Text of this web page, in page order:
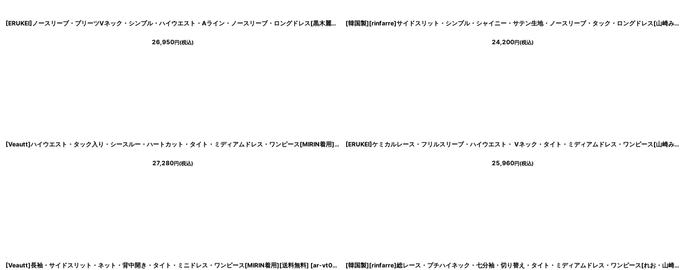
[ERUKEI]ノースリーブ・プリーツVネック・シンプル・ハイウエスト・Aライン・ノースリーブ・ロングドレス[黒木麗奈着用]《送料＆代引き手数料無料》 [lk-s35305]
26,950円(税込)
[韓国製][rinfarre]サイドスリット・シンプル・シャイニー・サテン生地・ノースリーブ・タック・ロングドレス[山崎みどり・MIRIN着用]《送料＆代引き手数料無料》 mycp
24,200円(税込)
[Veautt]ハイウエスト・タック入り・シースルー・ハートカット・タイト・ミディアムドレス・ワンピース[MIRIN着用]《送料＆代引き手数料無料》 [ar-vt09238]
27,280円(税込)
[ERUKEI]ケミカルレース・フリルスリーブ・ハイウエスト・ Vネック・タイト・ミディアムドレス・ワンピース[山崎みどり着用]《送料＆代引き手数料無料》 mybkwh
25,960円(税込)
[Veautt]長袖・サイドスリット・ネット・背中開き・タイト・ミニドレス・ワンピース[MIRIN着用][送料無料] [ar-vt08238 ] [韓国製][rinfarre]総レース・プチハイネック・七分袖・切り替え・タイト・ミディアムドレス・ワンピース[れお・山崎みどり着用] 《送料＆代引き手数料無料》 myld